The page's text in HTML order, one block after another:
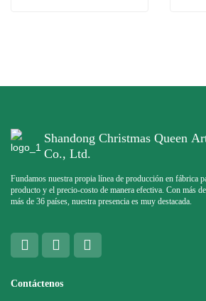
Shandong Christmas Queen
Co., Ltd.
Fundamos nuestra propia línea de producción en fábrica
producto y el precio-costo de manera efectiva. Con más
más de 36 países, nuestra presencia es muy destacada.
Contáctenos